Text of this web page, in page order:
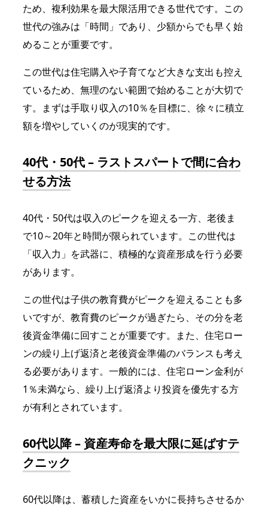
ため、複利効果を最大限活用できる世代です。この
世代の強みは「時間」であり、少額からでも早く始
めることが重要です。
この世代は住宅購入や子育てなど大きな支出も控え
ているため、無理のない範囲で始めることが大切で
す。まずは手取り収入の10％を目標に、徐々に積立
額を増やしていくのが現実的です。
40代・50代 – ラストスパートで間に合わ
せる方法
40代・50代は収入のピークを迎える一方、老後ま
で10～20年と時間が限られています。この世代は
「収入力」を武器に、積極的な資産形成を行う必要
があります。
この世代は子供の教育費がピークを迎えることも多
いですが、教育費のピークが過ぎたら、その分を老
後資金準備に回すことが重要です。また、住宅ロー
ンの繰り上げ返済と老後資金準備のバランスも考え
る必要があります。一般的には、住宅ローン金利が
1％未満なら、繰り上げ返済より投資を優先する方
が有利とされています。
60代以降 – 資産寿命を最大限に延ばすテ
クニック
60代以降は、蓄積した資産をいかに長持ちさせるか